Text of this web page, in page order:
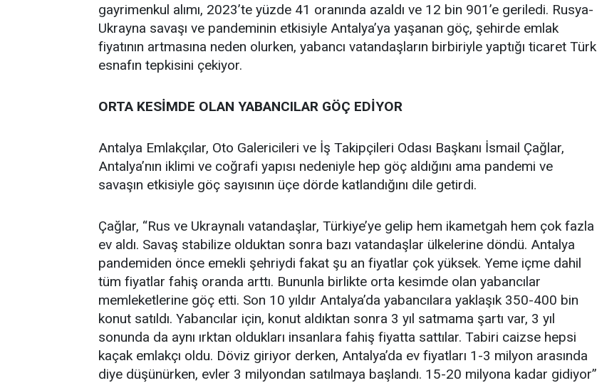
gayrimenkul alımı, 2023’te yüzde 41 oranında azaldı ve 12 bin 901’e geriledi. Rusya-
Ukrayna savaşı ve pandeminin etkisiyle Antalya’ya yaşanan göç, şehirde emlak
fiyatının artmasına neden olurken, yabancı vatandaşların birbiriyle yaptığı ticaret Türk
esnafın tepkisini çekiyor.
ORTA KESİMDE OLAN YABANCILAR GÖÇ EDİYOR
Antalya Emlakçılar, Oto Galericileri ve İş Takipçileri Odası Başkanı İsmail Çağlar,
Antalya’nın iklimi ve coğrafi yapısı nedeniyle hep göç aldığını ama pandemi ve
savaşın etkisiyle göç sayısının üçe dörde katlandığını dile getirdi.
Çağlar, “Rus ve Ukraynalı vatandaşlar, Türkiye’ye gelip hem ikametgah hem çok fazla
ev aldı. Savaş stabilize olduktan sonra bazı vatandaşlar ülkelerine döndü. Antalya
pandemiden önce emekli şehriydi fakat şu an fiyatlar çok yüksek. Yeme içme dahil
tüm fiyatlar fahiş oranda arttı. Bununla birlikte orta kesimde olan yabancılar
memleketlerine göç etti. Son 10 yıldır Antalya’da yabancılara yaklaşık 350-400 bin
konut satıldı. Yabancılar için, konut aldıktan sonra 3 yıl satmama şartı var, 3 yıl
sonunda da aynı ırktan oldukları insanlara fahiş fiyatta sattılar. Tabiri caizse hepsi
kaçak emlakçı oldu. Döviz giriyor derken, Antalya’da ev fiyatları 1-3 milyon arasında
diye düşünürken, evler 3 milyondan satılmaya başlandı. 15-20 milyona kadar gidiyor”